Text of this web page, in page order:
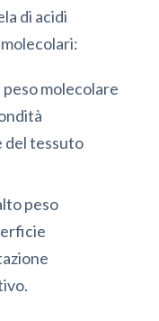
di acidi
molecolare
del tessuto
peso